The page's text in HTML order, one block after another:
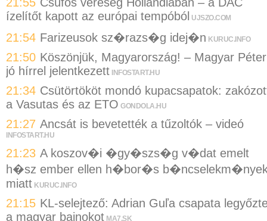
ízelítőt kapott az európai tempóból UJSZO.COM
21:54 Farizeusok sz�razs�g idej�n KURUC.INFO
21:50 Köszönjük, Magyarország! – Magyar Péter
jó hírrel jelentkezett INFOSTART.HU
21:34 Csütörtököt mondó kupacsapatok:
a Vasutas és az ETO GONDOLA.HU
21:27 Ancsát is bevetették a tűzoltók – videó
INFOSTART.HU
21:23 A koszov�i �gy�szs�g v�dat emelt
h�sz ember ellen h�bor�s
miatt KURUC.INFO
21:15 KL-selejtező: Adrian Guľa csapata
a magyar bajnokot MA7.SK